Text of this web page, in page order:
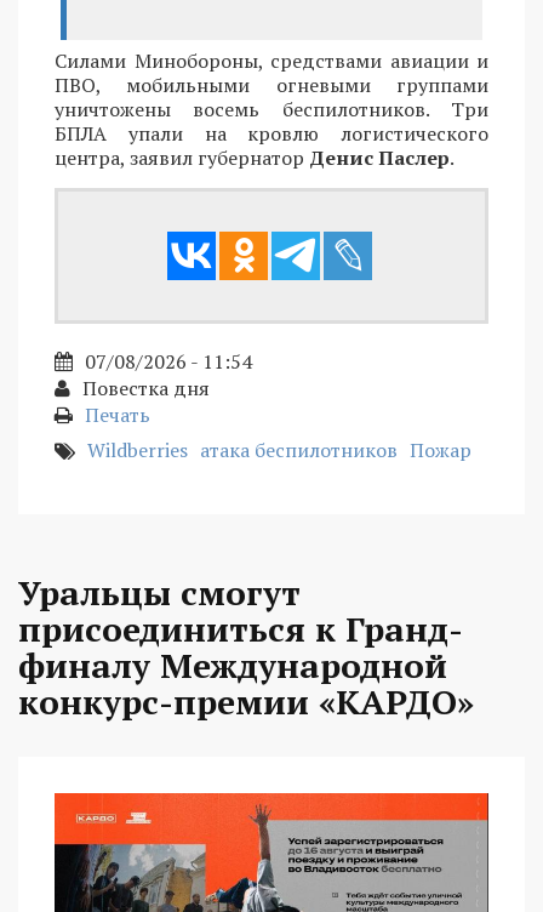
Силами Минобороны, средствами авиации и
ПВО, мобильными огневыми группами
уничтожены восемь беспилотников. Три
БПЛА упали на кровлю логистического
центра, заявил губернатор Денис Паслер.
07/08/2026 - 11:54
Повестка дня
Печать
Wildberries атака беспилотников Пожар
Уральцы смогут
присоединиться к Гранд-
финалу Международной
конкурс-премии «КАРДО»